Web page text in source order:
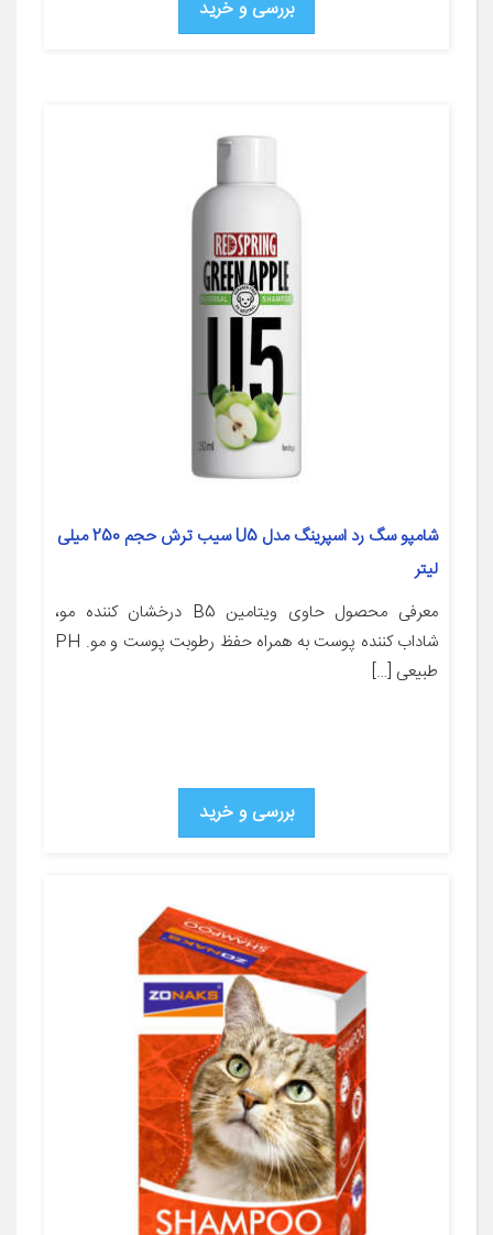
بررسی و خرید
شامپو سگ رد اسپرینگ مدل U5 سیب ترش حجم 250 میلی
لیتر
معرفی محصول حاوی ویتامین B5 درخشان کننده مو،
شاداب کننده پوست به همراه حفظ رطوبت پوست و مو. PH
طبیعی […]
بررسی و خرید